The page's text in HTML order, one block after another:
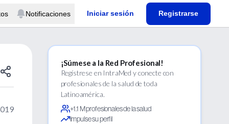
Notificaciones Iniciar sesión Registrarse
¡Súmese a la Red Profesional!
Regístrese en IntraMed y conecte con
profesionales de la salud de toda
Latinoamérica.
+1.1 M profesionales de la salud
Impulse su perfil